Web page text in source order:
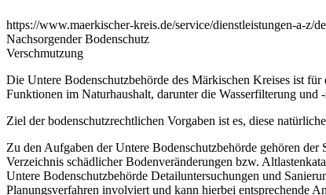
https://www.maerkischer-kreis.de/service/dienstleistungen-a-z/
Nachsorgender Bodenschutz
Verschmutzung
Die Untere Bodenschutzbehörde des Märkischen Kreises ist
Funktionen im Naturhaushalt, darunter die Wasserfilterung
Ziel der bodenschutzrechtlichen Vorgaben ist es, diese
Zu den Aufgaben der Untere Bodenschutzbehörde gehören
Verzeichnis schädlicher Bodenveränderungen bzw.
Untere Bodenschutzbehörde Detailuntersuchungen und
Planungsverfahren involviert und kann hierbei entsprechende